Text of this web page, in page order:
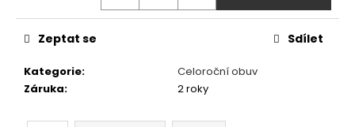
Kategorie:
Celoroční obuv
Záruka: 2 roky
Zeptat se Sdílet
MODRÁ
350
Kč